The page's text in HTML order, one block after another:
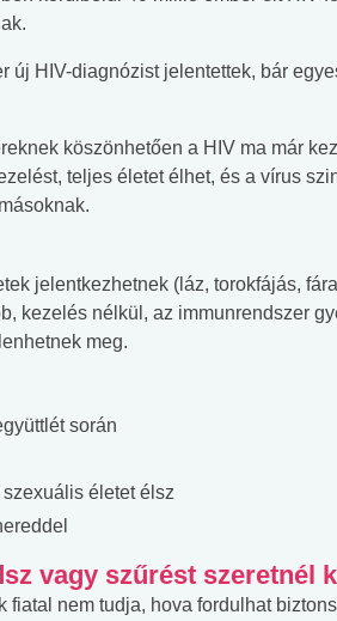
új HIV-diagnózist jelentettek, bár
köszönhetően a HIV ma már
teljes életet élhet, és a vírus
jelentkezhetnek (láz, torokfájás,
kezelés nélkül, az immunrendszer
meg.
során
életet élsz
vagy szűrést szeretnél
fiatal nem tudja, hova fordulhat